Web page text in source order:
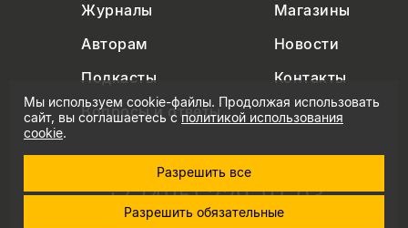
Журналы
Магазины
Авторам
Новости
Подкасты
Контакты
Вопросы и ответы
+7 (495) 229-91-03
info@nlobooks.ru
Мы используем cookie-файлы. Продолжая использовать
сайт, вы соглашаетесь сполитикой использования
cookie.
Разрешить все
Разрешить обязательные